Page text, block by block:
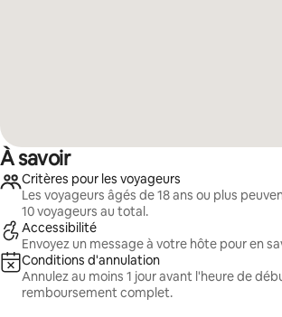
À savoir
Critères pour les voyageurs
Les voyageurs âgés de 18 ans ou plus
10 voyageurs au total.
Accessibilité
Envoyez un message à votre hôte pour en
Conditions d'annulation
Annulez au moins 1 jour avant l'heure de
remboursement complet.